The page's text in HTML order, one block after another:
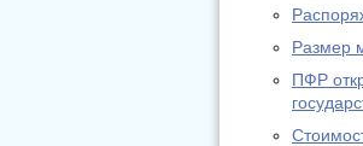
Размер
ПФР